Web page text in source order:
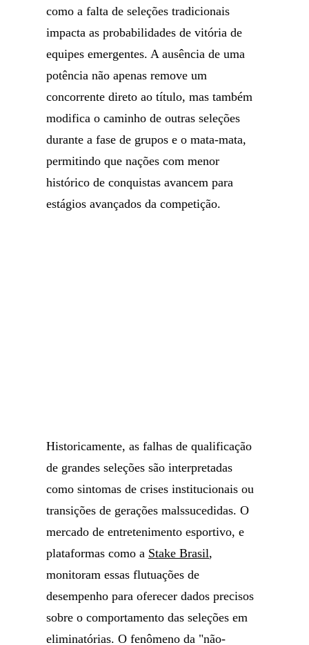
como a falta de seleções tradicionais
impacta as probabilidades de vitória de
equipes emergentes. A ausência de uma
potência não apenas remove um
concorrente direto ao título, mas também
modifica o caminho de outras seleções
durante a fase de grupos e o mata-mata,
permitindo que nações com menor
histórico de conquistas avancem para
estágios avançados da competição.
Historicamente, as falhas de qualificação
de grandes seleções são interpretadas
como sintomas de crises institucionais ou
transições de gerações malssucedidas. O
mercado de entretenimento esportivo, e
plataformas como a Stake Brasil,
monitoram essas flutuações de
desempenho para oferecer dados precisos
sobre o comportamento das seleções em
eliminatórias. O fenômeno da "não-